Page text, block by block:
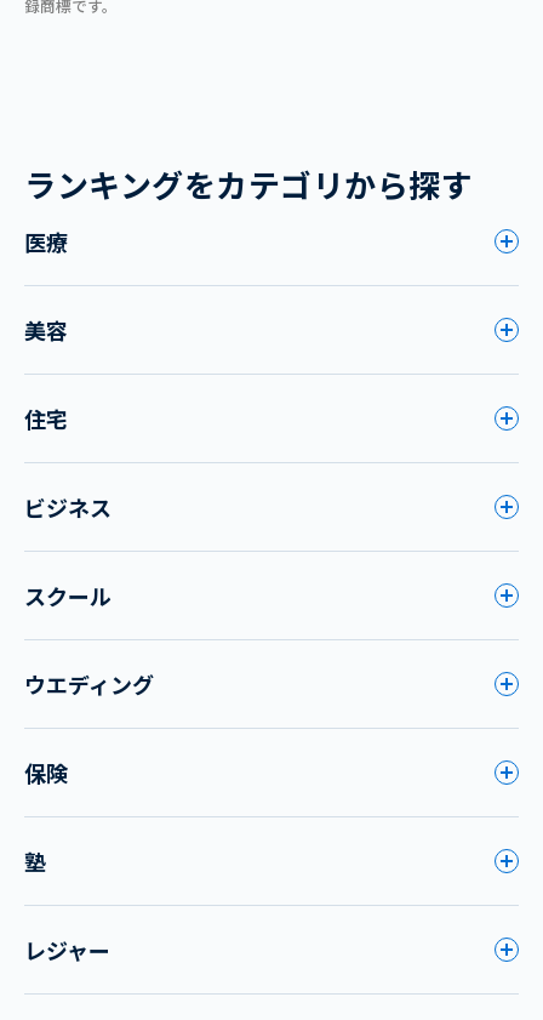
録商標です。
ランキングをカテゴリから探す
医療
美容
住宅
ビジネス
スクール
ウエディング
保険
塾
レジャー